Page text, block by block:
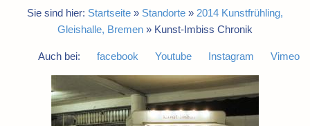
Sie sind hier: Startseite » Standorte » 2014 Kunstfrühling,
Gleishalle, Bremen » Kunst-Imbiss Chronik
Auch bei: facebook Youtube Instagram Vimeo